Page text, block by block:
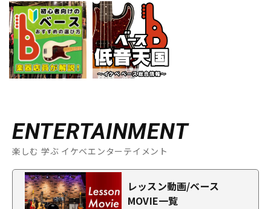
ENTERTAINMENT
楽しむ 学ぶ イケベエンターテイメント
レッスン動画/ベース
MOVIE一覧